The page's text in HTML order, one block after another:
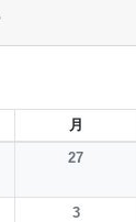
月
27
3